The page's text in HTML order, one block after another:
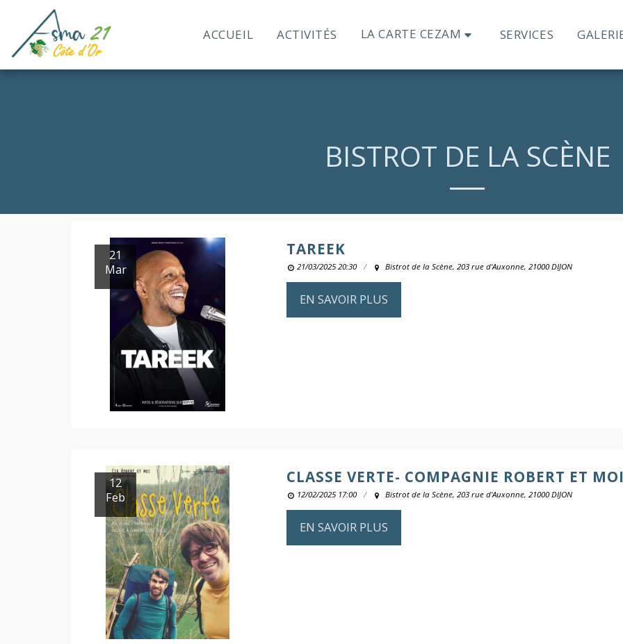
ACCUEIL ACTIVITÉS LA CARTE CEZAM SERVICES
BISTROT DE LA SCÈNE
21
Mar
TAREEK
21/03/2025 20:30 Bistrot de la Scène, 203 rue d'Auxonne, 21000 DIJON
EN SAVOIR PLUS
12
Feb
CLASSE VERTE- COMPAGNIE ROBERT ET
12/02/2025 17:00 Bistrot de la Scène, 203 rue d'Auxonne, 21000 DIJON
EN SAVOIR PLUS